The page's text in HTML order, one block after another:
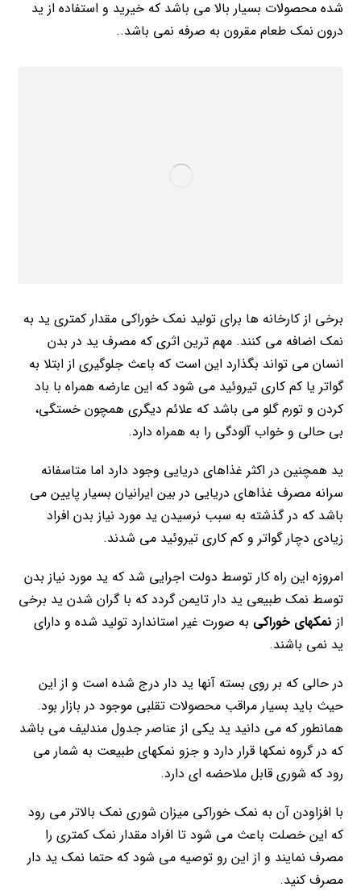
شده محصولات بسیار بالا می باشد که خیرید و استفاده از ید
درون نمک طعام مقرون به صرفه نمی باشد..
برخی از کارخانه ها برای تولید نمک خوراکی مقدار کمتری ید به
نمک اضافه می کنند. مهم ترین اثری که مصرف ید در بدن
انسان می تواند بگذارد این است که باعث جلوگیری از ابتلا به
گواتر یا کم کاری تیروئید می شود که این عارضه همراه با باد
کردن و تورم گلو می باشد که علائم دیگری همچون خستگی،
بی حالی و خواب آلودگی را به همراه دارد.
ید همچنین در اکثر غذاهای دریایی وجود دارد اما متاسفانه
سرانه مصرف غذاهای دریایی در بین ایرانیان بسیار پایین می
باشد که در گذشته به سبب نرسیدن ید مورد نیاز بدن افراد
زیادی دچار گواتر و کم کاری تیروئید می شدند.
امروزه این راه کار توسط دولت اجرایی شد که ید مورد نیاز بدن
توسط نمک طبیعی ید دار تایمن گردد که با گران شدن ید برخی
از نمکهای خوراکی به صورت غیر استاندارد تولید شده و دارای
ید نمی باشند.
در حالی که بر روی بسته آنها ید دار درج شده است و از این
حیث باید بسیار مراقب محصولات تقلبی موجود در بازار بود.
همانطور که می دانید ید یکی از عناصر جدول مندلیف می باشد
که در گروه نمکها قرار دارد و جزو نمکهای طبیعت به شمار می
رود که شوری قابل ملاحضه ای دارد.
با افزاودن آن به نمک خوراکی میزان شوری نمک بالاتر می رود
که این خصلت باعث می شود تا افراد مقدار نمک کمتری را
مصرف نمایند و از این رو توصیه می شود که حتما نمک ید دار
مصرف کنید.